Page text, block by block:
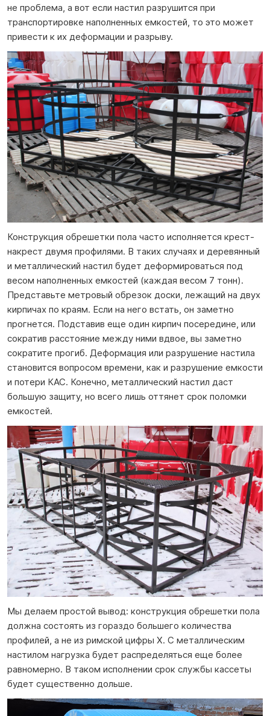
не проблема, а вот если настил разрушится при
транспортировке наполненных емкостей, то это может
привести к их деформации и разрыву.
Конструкция обрешетки пола часто исполняется крест-
накрест двумя профилями. В таких случаях и деревянный
и металлический настил будет деформироваться под
весом наполненных емкостей (каждая весом 7 тонн).
Представьте метровый обрезок доски, лежащий на двух
кирпичах по краям. Если на него встать, он заметно
прогнется. Подставив еще один кирпич посередине, или
сократив расстояние между ними вдвое, вы заметно
сократите прогиб. Деформация или разрушение настила
становится вопросом времени, как и разрушение емкости
и потери КАС. Конечно, металлический настил даст
большую защиту, но всего лишь оттянет срок поломки
емкостей.
Мы делаем простой вывод: конструкция обрешетки пола
должна состоять из гораздо большего количества
профилей, а не из римской цифры X. С металлическим
настилом нагрузка будет распределяться еще более
равномерно. В таком исполнении срок службы кассеты
будет существенно дольше.